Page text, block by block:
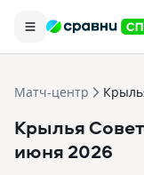
Матч-центр
Крылья
июня 2026